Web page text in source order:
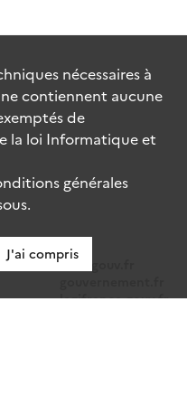
data.gouv.fr
legifrance.gouv.fr
nécessaires à
contiennent aucune
de
la loi Informatique et
générales
J'ai compris